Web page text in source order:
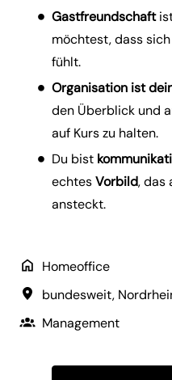
Gastfreundschaft
möchtest, dass
fühlt.
Organisation ist
den Überblick und
auf Kurs zu halten.
Du bist
echtesVorbild, das
ansteckt.
Homeoffice
bundesweit,
Management